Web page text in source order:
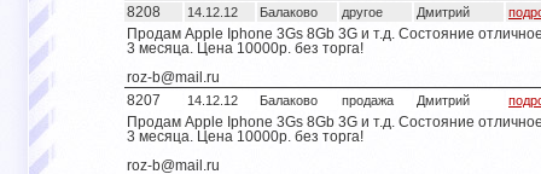
8208
14.12.12 Балаково другое Дмитрий
Продам Apple Iphone 3Gs 8Gb 3G и т.д. Состояние
3 месяца. Цена 10000р. без торга!
roz-b@mail.ru
8207
14.12.12 Балаково продажа Дмитрий
Продам Apple Iphone 3Gs 8Gb 3G и т.д. Состояние
3 месяца. Цена 10000р. без торга!
roz-b@mail.ru